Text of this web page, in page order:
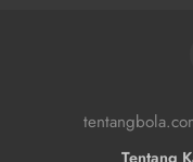
Tentang